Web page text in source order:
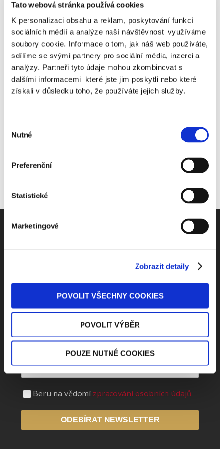
Tato webová stránka používá cookies
K personalizaci obsahu a reklam, poskytování funkcí
sociálních médií a analýze naší návštěvnosti využíváme
soubory cookie. Informace o tom, jak náš web používáte,
sdílíme se svými partnery pro sociální média, inzerci a
analýzy. Partneři tyto údaje mohou zkombinovat s
dalšími informacemi, které jste jim poskytli nebo které
získali v důsledku toho, že používáte jejich služby.
souhlasu
Nutné
Preferenční
Statistické
Marketingové
Zobrazit detaily
POVOLIT VŠECHNY COOKIES
POVOLIT VÝBĚR
POUZE NUTNÉ COOKIES
který jej v nejbližší době projedná. Navrhovaná účinnost je
prvním dnem třetího kalendářního měsíce následujícího po
dni vyhlášení.
27. 10. 2009 | OBSAH
Odebírejte Beck-online
NEWS
Dostávejte od nás pravidelný měsíční souhrn
toho nejpopulárnějšího obsahu.
Beru na vědomízpracování osobních údajů
ODEBÍRAT NEWSLETTER